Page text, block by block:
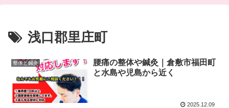
浅口郡里庄町
整体と鍼灸
腰痛の整体や鍼灸｜倉敷市福田町
と水島や児島から近く
2025.12.09